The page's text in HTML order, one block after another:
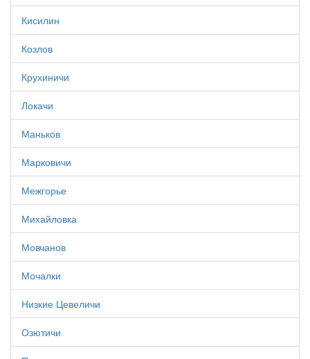
Кисилин
Козлов
Крухиничи
Локачи
Маньков
Марковичи
Межгорье
Михайловка
Мовчанов
Мочалки
Низкие Цевеличи
Озютичи